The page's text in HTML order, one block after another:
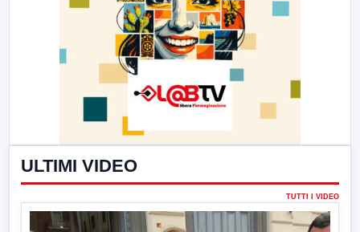
ULTIMI VIDEO
TUTTI I VIDEO